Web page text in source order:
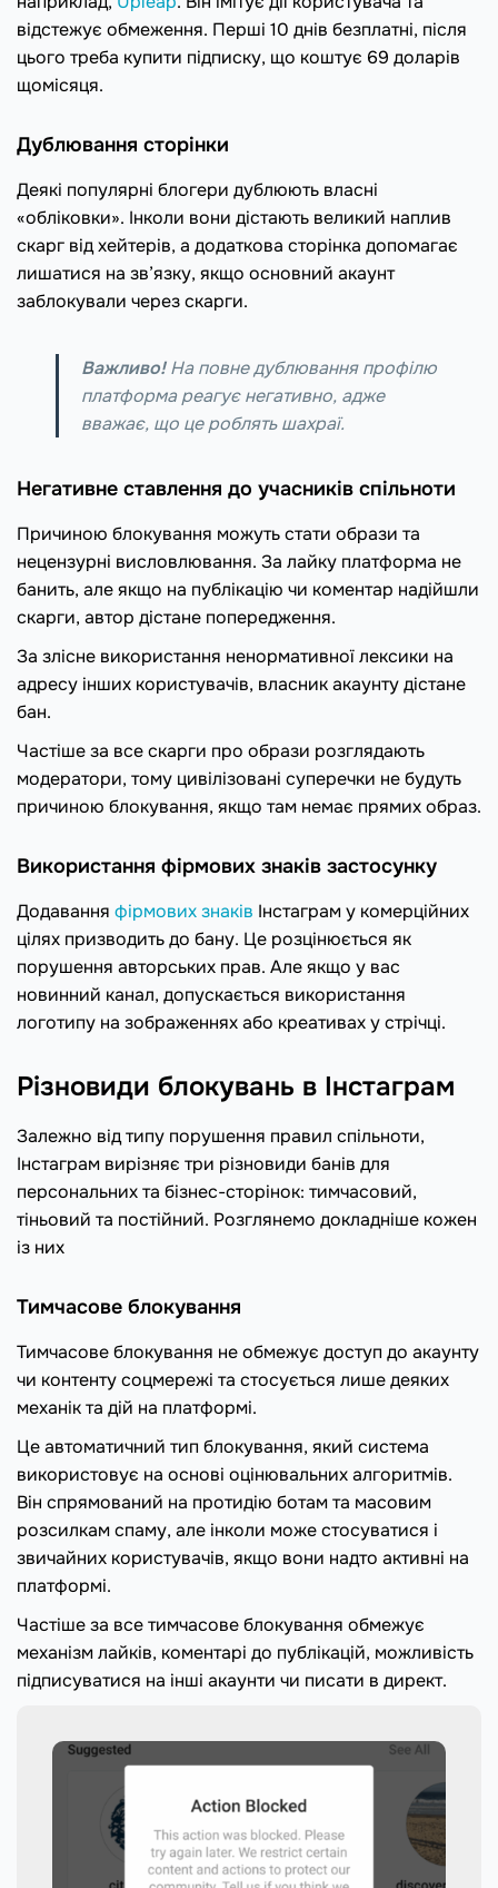
відстежує обмеження. Перші 10 днів безплатні, після
цього треба купити підписку, що коштує 69 доларів
щомісяця.
Дублювання сторінки
Деякі популярні блогери дублюють власні
«обліковки». Інколи вони дістають великий наплив
скарг від хейтерів, а додаткова сторінка допомагає
лишатися на зв’язку, якщо основний акаунт
заблокували через скарги.
Важливо!На повне дублювання профілю
платформа реагує негативно, адже
вважає, що це роблять шахраї.
Негативне ставлення до учасників спільноти
Причиною блокування можуть стати образи та
нецензурні висловлювання. За лайку платформа не
банить, але якщо на публікацію чи коментар надійшли
скарги, автор дістане попередження.
За злісне використання ненормативної лексики на
адресу інших користувачів, власник акаунту дістане
бан.
Частіше за все скарги про образи розглядають
модератори, тому цивілізовані суперечки не будуть
причиною блокування, якщо там немає прямих образ.
Використання фірмових знаків застосунку
Додавання фірмових знаків Інстаграм у комерційних
цілях призводить до бану. Це розцінюється як
порушення авторських прав. Але якщо у вас
новинний канал, допускається використання
логотипу на зображеннях або креативах у стрічці.
Різновиди блокувань в Інстаграм
Залежно від типу порушення правил спільноти,
Інстаграм вирізняє три різновиди банів для
персональних та бізнес-сторінок: тимчасовий,
тіньовий та постійний. Розглянемо докладніше кожен
із них
Тимчасове блокування
Тимчасове блокування не обмежує доступ до акаунту
чи контенту соцмережі та стосується лише деяких
механік та дій на платформі.
Це автоматичний тип блокування, який система
використовує на основі оцінювальних алгоритмів.
Він спрямований на протидію ботам та масовим
розсилкам спаму, але інколи може стосуватися і
звичайних користувачів, якщо вони надто активні на
платформі.
Частіше за все тимчасове блокування обмежує
механізм лайків, коментарі до публікацій, можливість
підписуватися на інші акаунти чи писати в директ.